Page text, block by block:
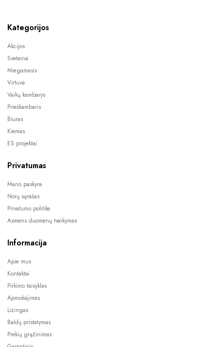
Kategorijos
Akcijos
Svetainė
Miegamasis
Virtuvė
Vaikų kambarys
Prieškambaris
Biuras
Kiemas
ES projektai
Privatumas
Mano paskyra
Norų sąrašas
Privatumo politika
Asmens duomenų tvarkymas
Informacija
Apie mus
Kontaktai
Pirkimo taisyklės
Apmokėjimas
Lizingas
Baldų pristatymas
Prekių grąžinimas